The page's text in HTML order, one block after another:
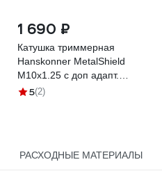
1 690 ₽
Катушка триммерная
Hanskonner MetalShield
M10x1.25 с доп адапт.
М10x1.0 H3513-03
5(2)
РАСХОДНЫЕ МАТЕРИАЛЫ